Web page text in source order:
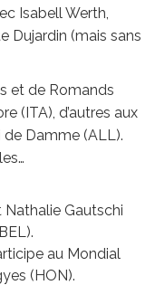
Isabell Werth,
Dujardin (mais sans
et de Romands
(ITA), d’autres aux
de Damme (ALL).
Gautschi
au Mondial
(HON).